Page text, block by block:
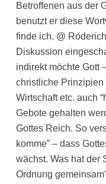
Betroffenen aus der
benutzt er diese
finde ich. @
Diskussion
indirekt möchte Gott
christliche Prinzipien
Wirtschaft etc. auch
Gebote gehalten
Gottes Reich. So
komme” – dass
wächst. Was hat der
Ordnung